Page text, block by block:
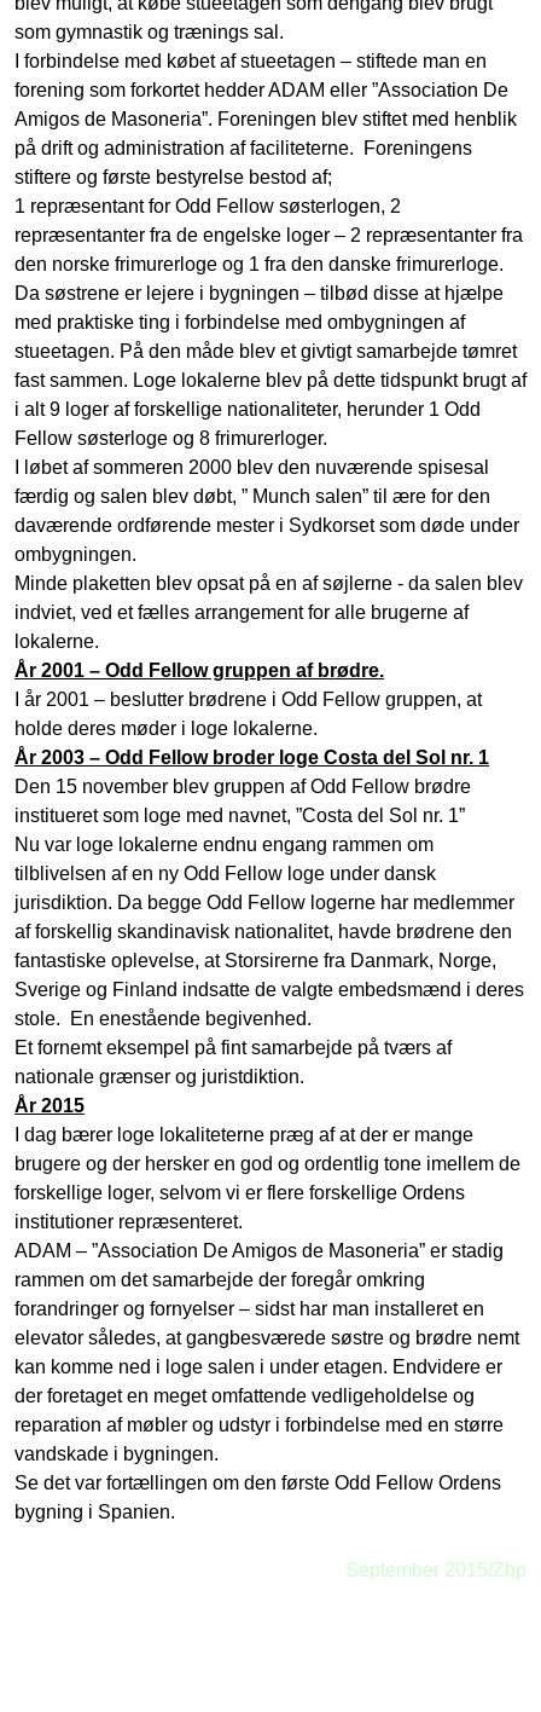
som gymnastik og trænings sal.
I forbindelse med købet af stueetagen – stiftede man en
forening som forkortet hedder ADAM eller ”Association De
Amigos de Masoneria”. Foreningen blev stiftet med henblik
på drift og administration af faciliteterne. Foreningens
stiftere og første bestyrelse bestod af;
1 repræsentant for Odd Fellow søsterlogen, 2
repræsentanter fra de engelske loger – 2 repræsentanter fra
den norske frimurerloge og 1 fra den danske frimurerloge.
Da søstrene er lejere i bygningen – tilbød disse at hjælpe
med praktiske ting i forbindelse med ombygningen af
stueetagen. På den måde blev et givtigt samarbejde tømret
fast sammen. Loge lokalerne blev på dette tidspunkt brugt af
i alt 9 loger af forskellige nationaliteter, herunder 1 Odd
Fellow søsterloge og 8 frimurerloger.
I løbet af sommeren 2000 blev den nuværende spisesal
færdig og salen blev døbt, ” Munch salen” til ære for den
daværende ordførende mester i Sydkorset som døde under
ombygningen.
Minde plaketten blev opsat på en af søjlerne - da salen blev
indviet, ved et fælles arrangement for alle brugerne af
lokalerne.
År 2001 – Odd Fellow gruppen af brødre.
I år 2001 – beslutter brødrene i Odd Fellow gruppen, at
holde deres møder i loge lokalerne.
År 2003 – Odd Fellow broder loge Costa del Sol nr. 1
Den 15 november blev gruppen af Odd Fellow brødre
institueret som loge med navnet, ”Costa del Sol nr. 1”
Nu var loge lokalerne endnu engang rammen om
tilblivelsen af en ny Odd Fellow loge under dansk
jurisdiktion. Da begge Odd Fellow logerne har medlemmer
af forskellig skandinavisk nationalitet, havde brødrene den
fantastiske oplevelse, at Storsirerne fra Danmark, Norge,
Sverige og Finland indsatte de valgte embedsmænd i deres
stole. En enestående begivenhed.
Et fornemt eksempel på fint samarbejde på tværs af
nationale grænser og juristdiktion.
År 2015
I dag bærer loge lokaliteterne præg af at der er mange
brugere og der hersker en god og ordentlig tone imellem de
forskellige loger, selvom vi er flere forskellige Ordens
institutioner repræsenteret.
ADAM – ”Association De Amigos de Masoneria” er stadig
rammen om det samarbejde der foregår omkring
forandringer og fornyelser – sidst har man installeret en
elevator således, at gangbesværede søstre og brødre nemt
kan komme ned i loge salen i under etagen. Endvidere er
der foretaget en meget omfattende vedligeholdelse og
reparation af møbler og udstyr i forbindelse med en større
vandskade i bygningen.
Se det var fortællingen om den første Odd Fellow Ordens
bygning i Spanien.
September 2015/Zbp